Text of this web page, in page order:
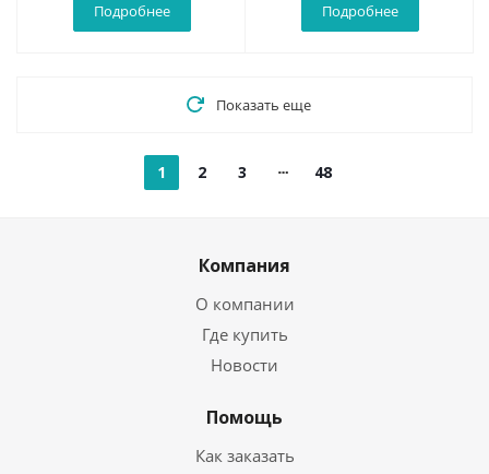
Подробнее Подробнее
Показать еще
1 2 3 48
Компания
О компании
Где купить
Новости
Помощь
Как заказать